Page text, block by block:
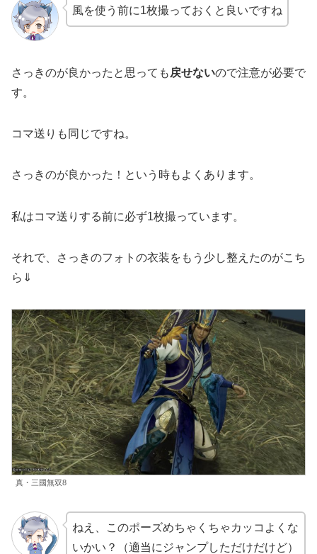
風を使う前に1枚撮っておくと良いですね
さっきのが良かったと思っても戻せないので注意が必要で
す。
コマ送りも同じですね。
さっきのが良かった！という時もよくあります。
私はコマ送りする前に必ず1枚撮っています。
それで、さっきのフォトの衣装をもう少し整えたのがこち
ら⇓
真・三國無双8
ねえ、このポーズめちゃくちゃカッコよくな
いかい？（適当にジャンプしただけだけど）